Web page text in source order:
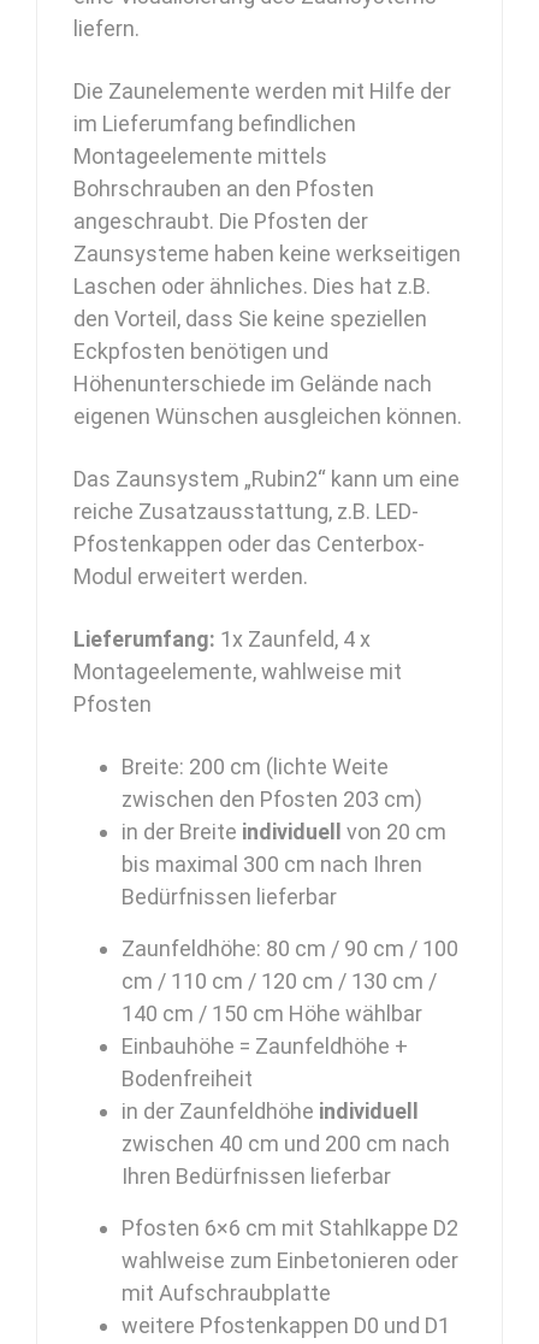
liefern.
Die Zaunelemente werden mit Hilfe der
im Lieferumfang befindlichen
Montageelemente mittels
Bohrschrauben an den Pfosten
angeschraubt. Die Pfosten der
Zaunsysteme haben keine werkseitigen
Laschen oder ähnliches. Dies hat z.B.
den Vorteil, dass Sie keine speziellen
Eckpfosten benötigen und
Höhenunterschiede im Gelände nach
eigenen Wünschen ausgleichen können.
Das Zaunsystem „Rubin2“ kann um eine
reiche Zusatzausstattung, z.B. LED-
Pfostenkappen oder das Centerbox-
Modul erweitert werden.
Lieferumfang: 1x Zaunfeld, 4 x
Montageelemente, wahlweise mit
Pfosten
Breite: 200 cm (lichte Weite
zwischen den Pfosten 203 cm)
in der Breite individuell
von 20 cm
bis maximal 300 cm nach Ihren
Bedürfnissen lieferbar
Zaunfeldhöhe: 80 cm / 90 cm / 100
cm / 110 cm / 120 cm / 130 cm /
140 cm / 150 cm Höhe wählbar
Einbauhöhe = Zaunfeldhöhe +
Bodenfreiheit
in der Zaunfeldhöhe individuell
zwischen 40 cm und 200 cm nach
Ihren Bedürfnissen lieferbar
Pfosten 6×6 cm mit Stahlkappe D2
wahlweise zum Einbetonieren oder
mit Aufschraubplatte
weitere Pfostenkappen D0 und D1